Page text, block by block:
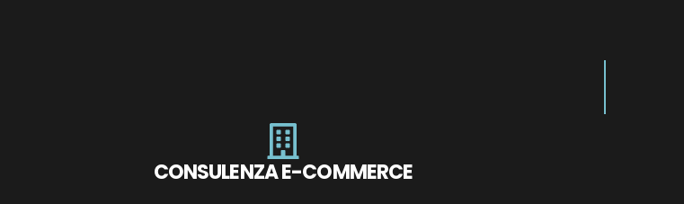
CONSULENZA E-COMMERCE